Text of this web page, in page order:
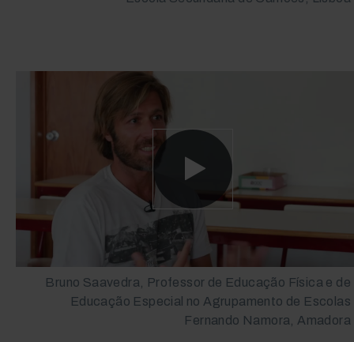
Bruno Saavedra, Professor de Educação Física e de
Educação Especial no Agrupamento de Escolas
Fernando Namora, Amadora